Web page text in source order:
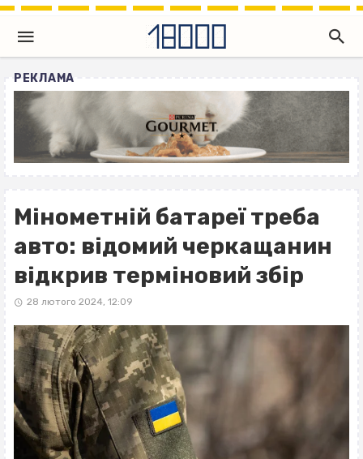
РЕКЛАМА
Мінометній батареї треба
авто: відомий черкащанин
відкрив терміновий збір
28 лютого 2024, 12:09